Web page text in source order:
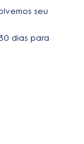
receio de
com a
seu
dias para